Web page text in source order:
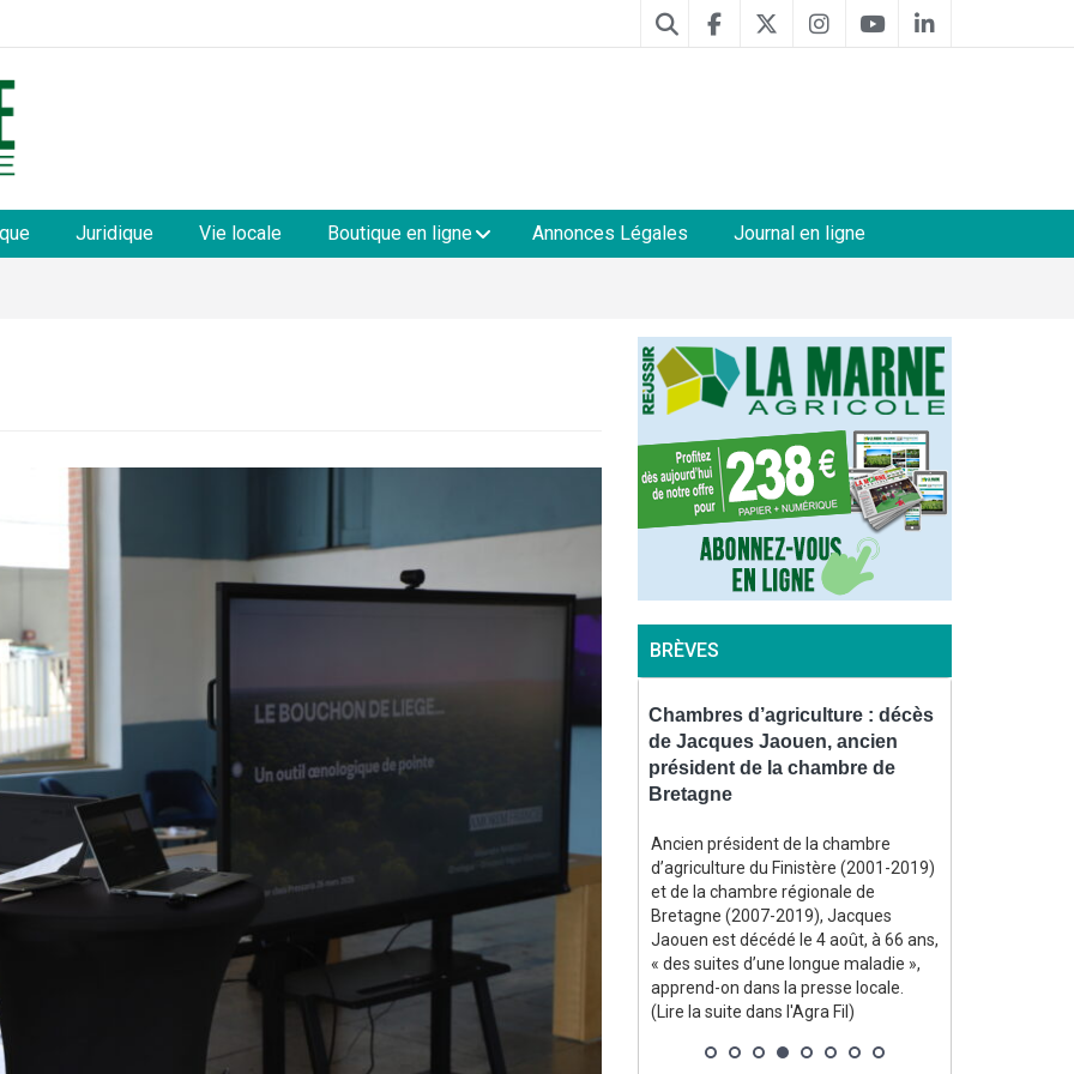
Juridique Vie locale Boutique en ligne Annonces Légales Journal en ligne
BRÈVES
Pommes/poires : la récolte de
pommes attendue en forte
baisse, celle de poires en
hausse
La récolte de pommes des principaux
pays producteurs de l’Union
européenne (UE) devrait atteindre 9,5
de 15,6 % par rapport à l’an dernier et
de 14,3 % par rapport à la moyenne
des trois dernières campagnes, selon
les premières prévisions dévoilées par
la World Apple and Pear Association
Maïs : le ministère table sur une
production française 2026 au
plus bas depuis « au moins
août, le ministère de l’Agriculture
projette la production française de
maïs grain cette année à un niveau
jamais observé depuis « au moins
1980 », à 9 Mt, incluant les semences.
Hors semences, elle tomberait même
à 8,821 Mt. Si ce volume se
confirmait, il s’agirait d’une chute
annuelle de la production nationale de
Chambres d’agriculture : décès
de Jacques Jaouen, ancien
président de la chambre de
Bretagne
Ancien président de la chambre
d’agriculture du Finistère (2001-2019)
et de la chambre régionale de
Bretagne (2007-2019), Jacques
Jaouen est décédé le 4 août, à 66 ans,
« des suites d’une longue maladie »,
apprend-on dans la presse locale.
(Lire la suite dans l'Agra Fil)